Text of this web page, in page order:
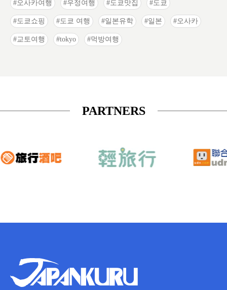
오사카여행 우정여행 도쿄맛집 도쿄
도쿄쇼핑 도쿄 여행 일본유학 일본 오사카
교토여행 tokyo 먹방여행
PARTNERS